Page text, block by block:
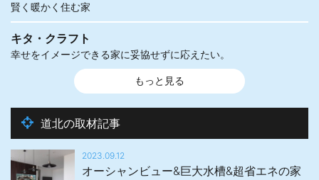
賢く暖かく住む家
キタ・クラフト
幸せをイメージできる家に妥協せずに応えたい。
もっと見る
道北の取材記事
2023.09.12
オーシャンビュー&巨大水槽&超省エネの家